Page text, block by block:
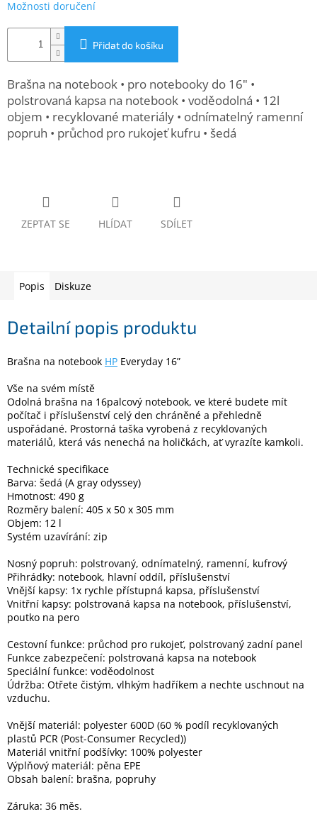
www.inpraise.cz
a
tablety
Cyklo
a
zahrada
Počítače
Domácnost
%
Black
VÝPRODEJ
Akční
zboží
TONERY
A
CARTRIDGE
OEM
Sestavy
Inpraise
Kamerové
systémy
MILESIGHT
Doprodej
Přihlášení
Možnosti doručení
Přidat do košíku
Brašna na notebook • pro notebooky do 16" •
polstrovaná kapsa na notebook • voděodolná • 12l
objem • recyklované materiály • odnímatelný ramenní
popruh • průchod pro rukojeť kufru • šedá
ZEPTAT SE HLÍDAT SDÍLET
Popis Diskuze
Detailní popis produktu
Brašna na notebook HP Everyday 16”
Vše na svém místě
Odolná brašna na 16palcový notebook, ve které budete mít
počítač i příslušenství celý den chráněné a přehledně
uspořádané. Prostorná taška vyrobená z recyklovaných
materiálů, která vás nenechá na holičkách, ať vyrazíte kamkoli.
Technické specifikace
Barva: šedá (A gray odyssey)
Hmotnost: 490 g
Rozměry balení: 405 x 50 x 305 mm
Objem: 12 l
Systém uzavírání: zip
Nosný popruh: polstrovaný, odnímatelný, ramenní, kufrový
Přihrádky: notebook, hlavní oddíl, příslušenství
Vnější kapsy: 1x rychle přístupná kapsa, příslušenství
Vnitřní kapsy: polstrovaná kapsa na notebook, příslušenství,
poutko na pero
Cestovní funkce: průchod pro rukojeť, polstrovaný zadní panel
Funkce zabezpečení: polstrovaná kapsa na notebook
Speciální funkce: voděodolnost
Údržba: Otřete čistým, vlhkým hadříkem a nechte uschnout na
vzduchu.
Vnější materiál: polyester 600D (60 % podíl recyklovaných
plastů PCR (Post-Consumer Recycled))
Materiál vnitřní podšívky: 100% polyester
Výplňový materiál: pěna EPE
Obsah balení: brašna, popruhy
Záruka: 36 měs.